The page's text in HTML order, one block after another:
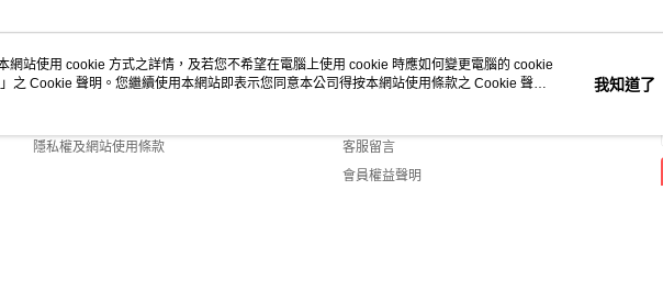
關於我們
隱私權及網站使用條款
客服資訊
客服留言
會員權益聲明
網站使用 cookie 方式之詳情，及若您不希望在電腦上使用 cookie 時應如何變更電腦的 cookie
」之 Cookie 聲明。您繼續使用本網站即表示您同意本公司得按本網站使用條款之 Cookie 聲明
我知道了